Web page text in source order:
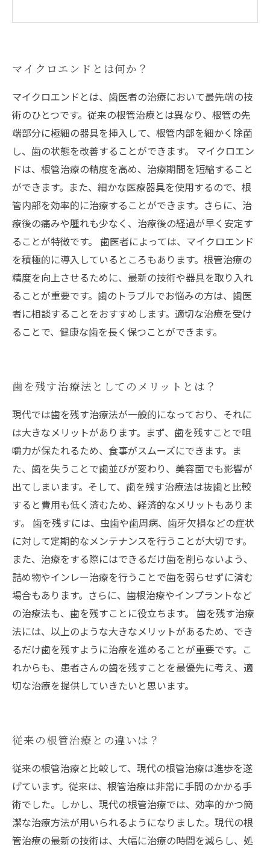
マイクロエンドとは何か？
マイクロエンドとは、歯医者の治療において最先端の技
術のひとつです。従来の根管治療とは異なり、根管の先
端部分に極細の器具を挿入して、根管内部を細かく除菌
し、歯の状態を改善することができます。 マイクロエン
ドは、根管治療の精度を高め、治療期間を短縮すること
ができます。また、細かな医療器具を使用するので、根
管内部を効率的に治療することができます。さらに、治
療後の痛みや腫れも少なく、治療後の経過が早く安定す
ることが特徴です。 歯医者によっては、マイクロエンド
を積極的に導入しているところもあります。根管治療の
精度を向上させるために、最新の技術や器具を取り入れ
ることが重要です。歯のトラブルでお悩みの方は、歯医
者に相談することをおすすめします。適切な治療を受け
ることで、健康な歯を長く保つことができます。
歯を残す治療法としてのメリットとは？
現代では歯を残す治療法が一般的になっており、それに
は大きなメリットがあります。まず、歯を残すことで咀
嚼力が保たれるため、食事がスムーズにできます。ま
た、歯を失うことで歯並びが変わり、美容面でも影響が
出てしまいます。そして、歯を残す治療法は抜歯と比較
すると費用も低く済むため、経済的なメリットもありま
す。 歯を残すには、虫歯や歯周病、歯牙欠損などの症状
に対して定期的なメンテナンスを行うことが大切です。
また、治療をする際にはできるだけ歯を削らないよう、
詰め物やインレー治療を行うことで歯を弱らせずに済む
場合もあります。さらに、歯根治療やインプラントなど
の治療法も、歯を残すことに役立ちます。 歯を残す治療
法には、以上のような大きなメリットがあるため、でき
るだけ歯を残すように治療を進めることが重要です。こ
れからも、患者さんの歯を残すことを最優先に考え、適
切な治療を提供していきたいと思います。
従来の根管治療との違いは？
従来の根管治療と比較して、現代の根管治療は進歩を遂
げています。従来は、根管治療は非常に手間のかかる手
術でした。しかし、現代の根管治療では、効率的かつ簡
潔な治療方法が用いられるようになりました。現代の根
管治療の最新の技術は、大幅に治療の時間を減らし、処